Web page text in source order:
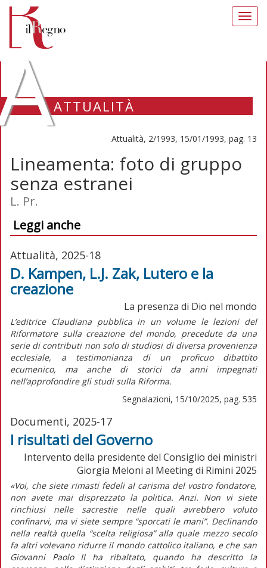
ATTUALITÀ
Attualità, 2/1993, 15/01/1993, pag. 13
Lineamenta: foto di gruppo
senza estranei
L. Pr.
Leggi anche
Attualità, 2025-18
D. Kampen, L.J. Zak, Lutero e la
creazione
La presenza di Dio nel mondo
L’editrice Claudiana pubblica in un volume le lezioni del
Riformatore sulla creazione del mondo, precedute da una
serie di contributi non solo di studiosi di diversa provenienza
ecclesiale, a testimonianza di un proficuo dibattito
ecumenico, ma anche di storici da anni impegnati
nell’approfondire gli studi sulla Riforma.
Segnalazioni, 15/10/2025, pag. 535
Documenti, 2025-17
I risultati del Governo
Intervento della presidente del Consiglio dei ministri
Giorgia Meloni al Meeting di Rimini 2025
«Voi, che siete rimasti fedeli al carisma del vostro fondatore,
non avete mai disprezzato la politica. Anzi. Non vi siete
rinchiusi nelle sacrestie nelle quali avrebbero voluto
confinarvi, ma vi siete sempre “sporcati le mani”. Declinando
nella realtà quella “scelta religiosa” alla quale mezzo secolo
fa altri volevano ridurre il mondo cattolico italiano, e che san
Giovanni Paolo II ha ribaltato, quando ha descritto la